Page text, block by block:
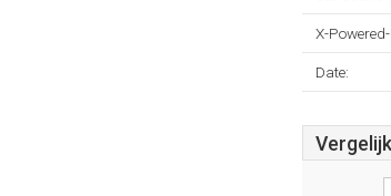
X-
Date: